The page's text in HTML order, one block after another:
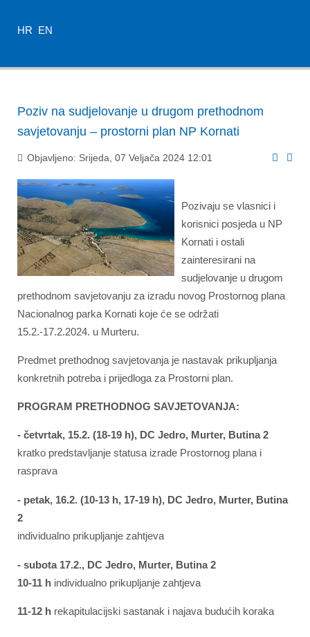
HR EN
Poziv na sudjelovanje u drugom prethodnom
savjetovanju – prostorni plan NP Kornati
Objavljeno: Srijeda, 07 Veljača 2024 12:01
Pozivaju se vlasnici i
korisnici posjeda u NP
Kornati i ostali
zainteresirani na
sudjelovanje u drugom
prethodnom savjetovanju za izradu novog Prostornog plana
Nacionalnog parka Kornati koje će se održati
15.2.-17.2.2024. u Murteru.
Predmet prethodnog savjetovanja je nastavak prikupljanja
konkretnih potreba i prijedloga za Prostorni plan.
PROGRAM PRETHODNOG SAVJETOVANJA:
- četvrtak, 15.2. (18-19 h), DC Jedro, Murter, Butina 2
kratko predstavljanje statusa izrade Prostornog plana i
rasprava
- petak, 16.2. (10-13 h, 17-19 h), DC Jedro, Murter, Butina
2
individualno prikupljanje zahtjeva
- subota 17.2., DC Jedro, Murter, Butina 2
10-11 h individualno prikupljanje zahtjeva
11-12 h rekapitulacijski sastanak i najava budućih koraka